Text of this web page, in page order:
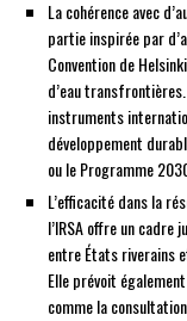
La cohérence avec
partie inspirée par
Convention de
d’eau
instruments
développement
ou le Programme
L’efficacité dans la
l’IRSA offre un
entre États riverains
Elle prévoit
comme la